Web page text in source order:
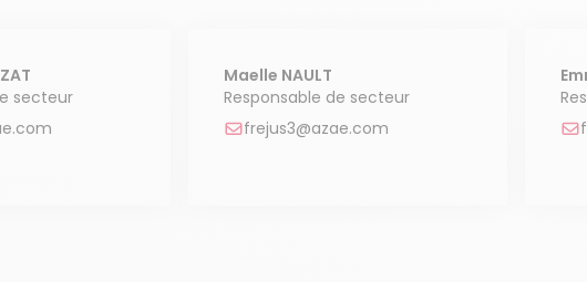
secteur
Maelle NAULT
Responsable de secteur
frejus3@azae.com